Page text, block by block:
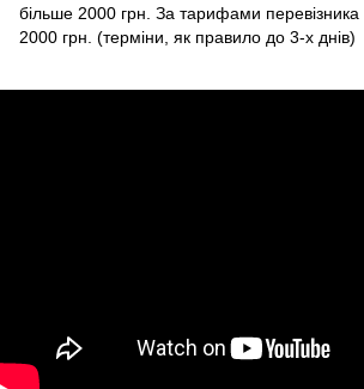
більше 2000 грн. За тарифами
2000 грн. (терміни, як правило до 3-х днів)